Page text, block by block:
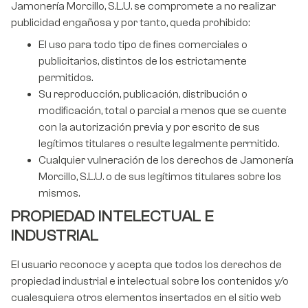
Jamonería Morcillo, S.L.U. se compromete a no realizar
publicidad engañosa y por tanto, queda prohibido:
El uso para todo tipo de fines comerciales o
publicitarios, distintos de los estrictamente
permitidos.
Su reproducción, publicación, distribución o
modificación, total o parcial a menos que se cuente
con la autorización previa y por escrito de sus
legítimos titulares o resulte legalmente permitido.
Cualquier vulneración de los derechos de Jamonería
Morcillo, S.L.U. o de sus legítimos titulares sobre los
mismos.
PROPIEDAD INTELECTUAL E
INDUSTRIAL
El usuario reconoce y acepta que todos los derechos de
propiedad industrial e intelectual sobre los contenidos y/o
cualesquiera otros elementos insertados en el sitio web